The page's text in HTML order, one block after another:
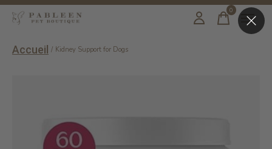
0items
Accueil / Kidney Support for Dogs